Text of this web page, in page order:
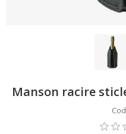
Manson racire